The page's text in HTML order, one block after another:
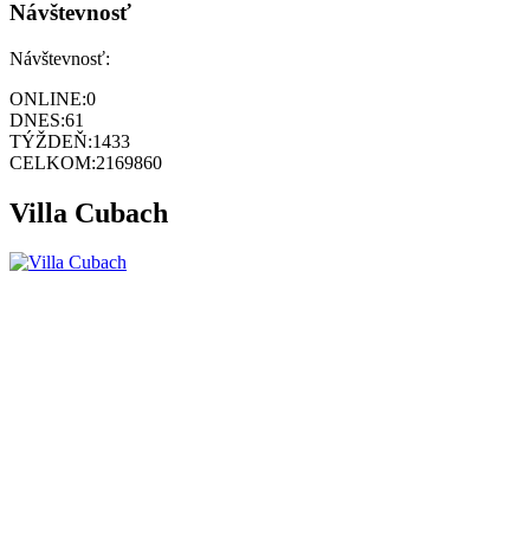
Návštevnosť
Návštevnosť:
ONLINE:0
DNES:61
TÝŽDEŇ:1433
CELKOM:2169860
Villa Cubach